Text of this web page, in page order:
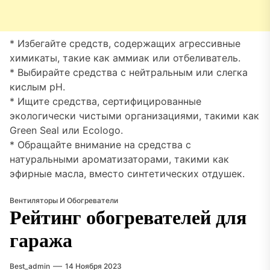
* Избегайте средств, содержащих агрессивные
химикаты, такие как аммиак или отбеливатель.
* Выбирайте средства с нейтральным или слегка
кислым pH.
* Ищите средства, сертифицированные
экологически чистыми организациями, такими как
Green Seal или Ecologo.
* Обращайте внимание на средства с
натуральными ароматизаторами, такими как
эфирные масла, вместо синтетических отдушек.
Вентиляторы И Обогреватели
Рейтинг обогревателей для
гаража
Best_admin 14 Ноября 2023